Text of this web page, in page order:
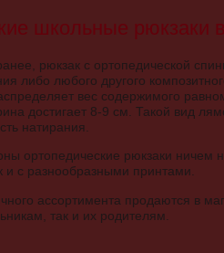
школьные рюкзаки
рюкзак с ортопедической
либо любого другого
вес содержимого
достигает 8-9 см. Такой вид
натирания.
ортопедические рюкзаки
и с разнообразными принтами.
ассортимента продаются в
так и их родителям.